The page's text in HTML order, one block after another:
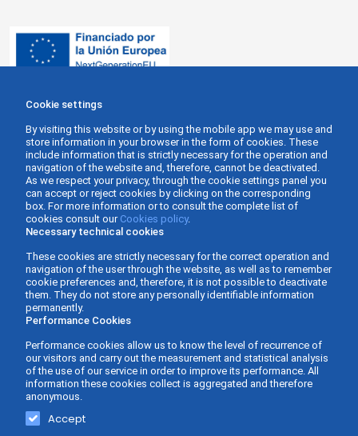
Gabinete Asesor Fernàndez - Business Consulting ©
2026 -
Privacy policy
Cookie settings
By visiting this website or by using the mobile app we may use and
store information in your browser in the form of cookies. These
include information that is strictly necessary for the operation and
navigation of the website and, therefore, cannot be deactivated.
As we respect your privacy, through the cookie settings panel you
can accept or reject cookies by clicking on the corresponding
box. For more information or to consult the complete list of
cookies consult our Cookies policy.
Necessary technical cookies
These cookies are strictly necessary for the correct operation and
navigation of the user through the website, as well as to remember
cookie preferences and, therefore, it is not possible to deactivate
them. They do not store any personally identifiable information
permanently.
Performance Cookies
Performance cookies allow us to know the level of recurrence of
our visitors and carry out the measurement and statistical analysis
of the use of our service in order to improve its performance. All
information these cookies collect is aggregated and therefore
anonymous.
Accept